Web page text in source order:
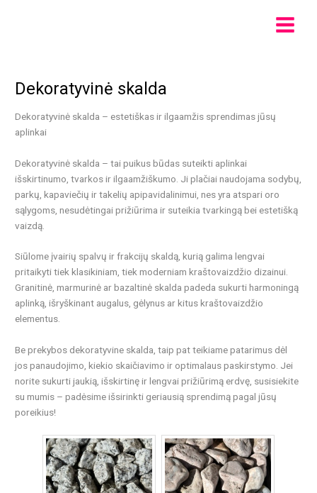
Main
Dekoratyvinė skalda
Dekoratyvinė skalda – estetiškas ir ilgaamžis sprendimas jūsų
aplinkai
Dekoratyvinė skalda – tai puikus būdas suteikti aplinkai
išskirtinumo, tvarkos ir ilgaamžiškumo. Ji plačiai naudojama sodybų,
parkų, kapaviečių ir takelių apipavidalinimui, nes yra atspari oro
sąlygoms, nesudėtingai prižiūrima ir suteikia tvarkingą bei estetišką
vaizdą.
Siūlome įvairių spalvų ir frakcijų skaldą, kurią galima lengvai
pritaikyti tiek klasikiniam, tiek moderniam kraštovaizdžio dizainui.
Granitinė, marmurinė ar bazaltinė skalda padeda sukurti harmoningą
aplinką, išryškinant augalus, gėlynus ar kitus kraštovaizdžio
elementus.
Be prekybos dekoratyvine skalda, taip pat teikiame patarimus dėl
jos panaudojimo, kiekio skaičiavimo ir optimalaus paskirstymo. Jei
norite sukurti jaukią, išskirtinę ir lengvai prižiūrimą erdvę, susisiekite
su mumis – padėsime išsirinkti geriausią sprendimą pagal jūsų
poreikius!